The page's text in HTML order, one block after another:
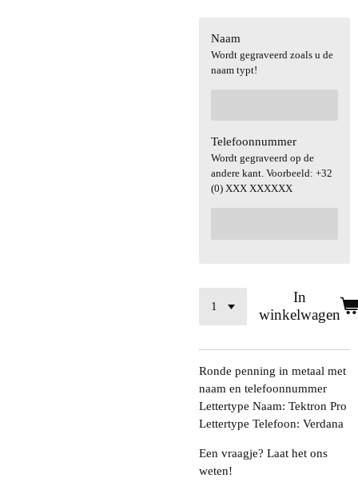
Naam
Wordt gegraveerd zoals u de
naam typt!
Telefoonnummer
Wordt gegraveerd op de
andere kant. Voorbeeld: +32
(0) XXX XXXXXX
In
winkelwagen
Ronde penning in metaal met
naam en telefoonnummer
Lettertype Naam: Tektron Pro
Lettertype Telefoon: Verdana
Een vraagje? Laat het ons
weten!